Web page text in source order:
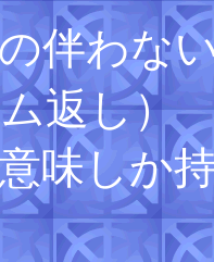
伴わな
返し）
味しか